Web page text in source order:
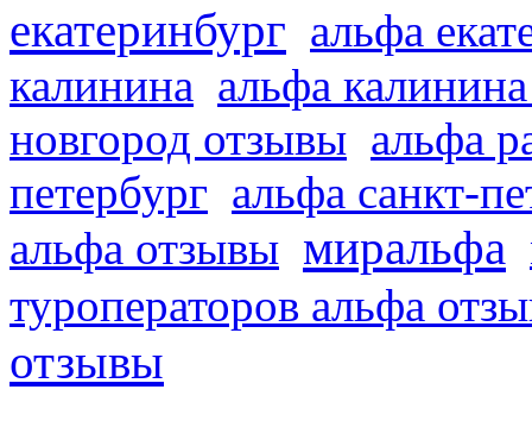
екатеринбург альфа
калинина альфа
новгород отзывы альфа
петербург альфа санкт-
альфа отзывы миральфа
туроператоров альфа
отзывы